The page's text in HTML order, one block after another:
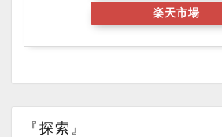
楽天市場
『探索』